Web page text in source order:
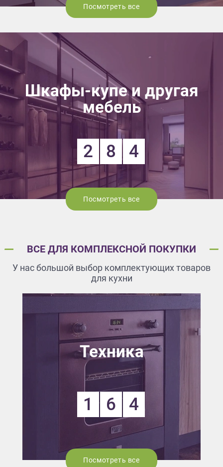
Посмотреть все
Шкафы-купе и другая
мебель
2 8 4
Посмотреть все
ВСЕ ДЛЯ КОМПЛЕКСНОЙ ПОКУПКИ
У нас большой выбор комплектующих товаров
для кухни
Техника
1 6 4
Посмотреть все